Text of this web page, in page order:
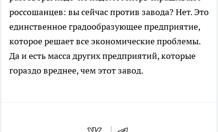
россошанцев: вы сейчас против завода? Нет. Это
единственное градообразующее предприятие,
которое решает все экономические проблемы.
Да и есть масса других предприятий, которые
гораздо вреднее, чем этот завод.